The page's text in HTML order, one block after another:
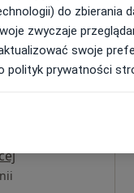
Publiczny
do zbierania
zwyczaje
swoje
polityk prywatności